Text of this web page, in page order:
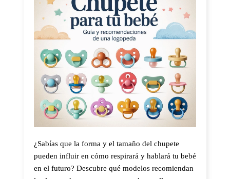
¿Sabías que la forma y el tamaño del chupete
pueden influir en cómo respirará y hablará tu bebé
en el futuro? Descubre qué modelos recomiendan